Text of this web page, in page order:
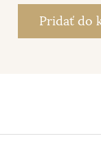
Pridať do